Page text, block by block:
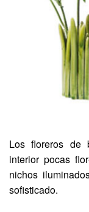
Los floreros de
interior pocas
nichos
sofisticado.